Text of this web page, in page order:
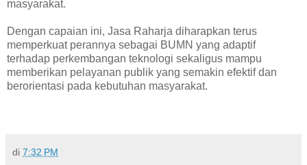
masyarakat.
Dengan capaian ini, Jasa Raharja diharapkan terus
memperkuat perannya sebagai BUMN yang adaptif
terhadap perkembangan teknologi sekaligus mampu
memberikan pelayanan publik yang semakin efektif dan
berorientasi pada kebutuhan masyarakat.
di 7:32 PM